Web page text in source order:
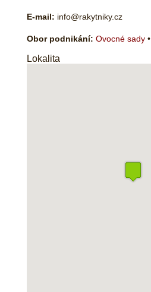
E-mail: info@rakytniky.cz
Obor podnikání: Ovocné sady•
Lokalita